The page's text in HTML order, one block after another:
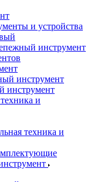
и устройства
инструмент
инструмент
инструмент
и
техника и